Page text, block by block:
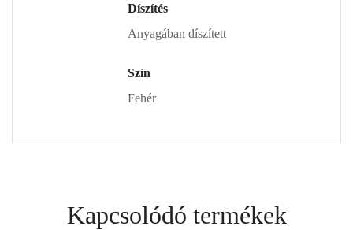
Díszítés
Anyagában díszített
Szín
Fehér
Kapcsolódó termékek